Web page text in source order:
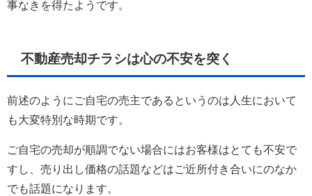
事なきを得たようです。
不動産売却チラシは心の不安を突く
前述のようにご自宅の売主であるというのは人生において
も大変特別な時期です。
ご自宅の売却が順調でない場合にはお客様はとても不安で
すし、売り出し価格の話題などはご近所付き合いにのなか
でも話題になります。